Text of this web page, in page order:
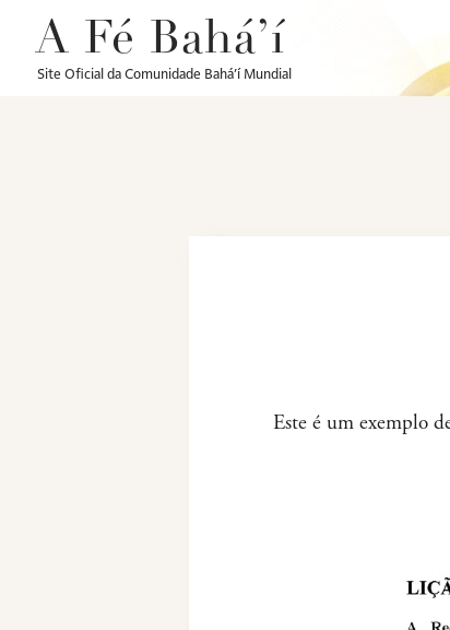
A Fé Bahá’í
Site Oficial da Comunidade Bahá’í Mundial
Este é um exemplo